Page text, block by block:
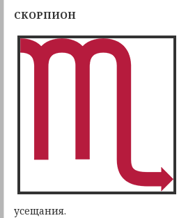
СКОРПИОН
усещания.